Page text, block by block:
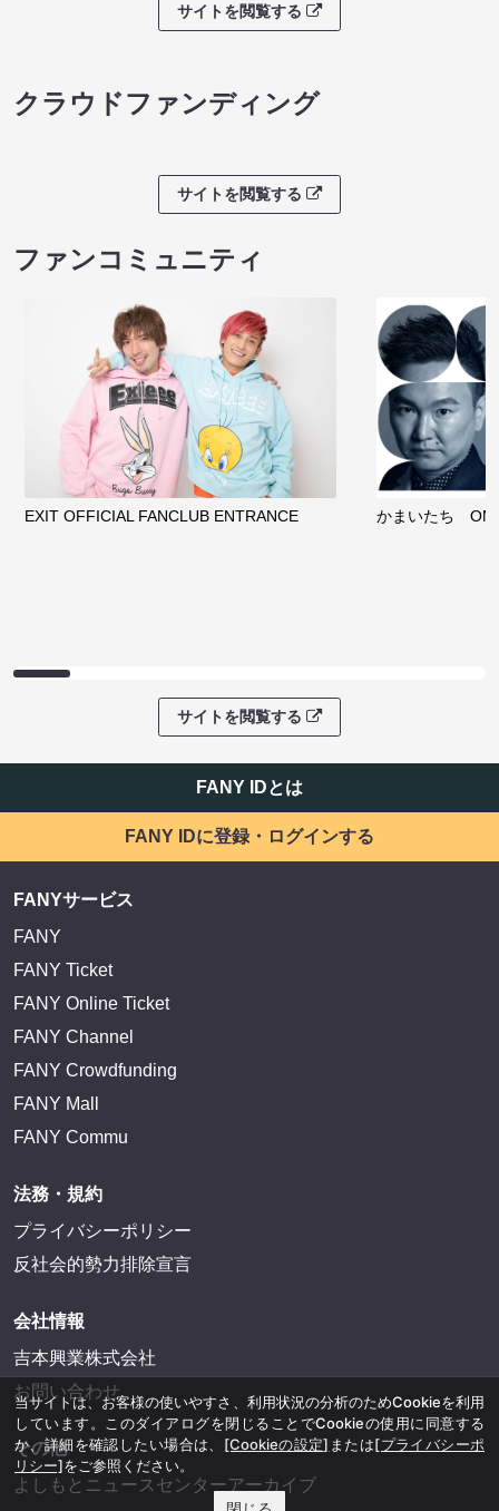
サイトを閲覧する
クラウドファンディング
サイトを閲覧する
ファンコミュニティ
EXIT OFFICIAL FANCLUB ENTRANCE かまいたち
サイトを閲覧する
FANY IDとは
FANY IDに登録・ログインする
FANYサービス
FANY
FANY Ticket
FANY Online Ticket
FANY Channel
FANY Crowdfunding
FANY Mall
FANY Commu
法務・規約
プライバシーポリシー
反社会的勢力排除宣言
会社情報
吉本興業株式会社
お問い合わせ
その他
よしもとニュースセンターアーカイブ
当サイトは、お客様の使いやすさ、利用状況の分析のためCookieを利用
しています。このダイアログを閉じることでCookieの使用に同意する
か、詳細を確認したい場合は、 [Cookieの設定] または[プライバシーポ
リシー]をご参照ください。